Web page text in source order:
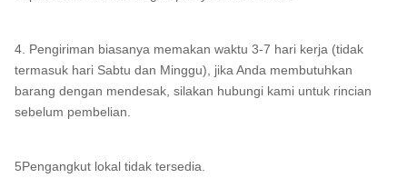
4. Pengiriman biasanya memakan waktu 3-7 hari kerja (tidak
termasuk hari Sabtu dan Minggu), jika Anda membutuhkan
barang dengan mendesak, silakan hubungi kami untuk rincian
sebelum pembelian.
5Pengangkut lokal tidak tersedia.